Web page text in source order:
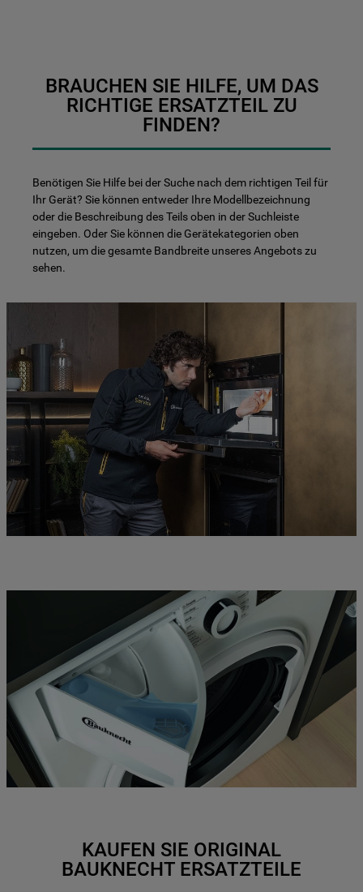
BRAUCHEN SIE HILFE, UM DAS
RICHTIGE ERSATZTEIL ZU
FINDEN?
Benötigen Sie Hilfe bei der Suche nach dem richtigen Teil für
Ihr Gerät? Sie können entweder Ihre Modellbezeichnung
oder die Beschreibung des Teils oben in der Suchleiste
eingeben. Oder Sie können die Gerätekategorien oben
nutzen, um die gesamte Bandbreite unseres Angebots zu
sehen.
KAUFEN SIE ORIGINAL
BAUKNECHT ERSATZTEILE